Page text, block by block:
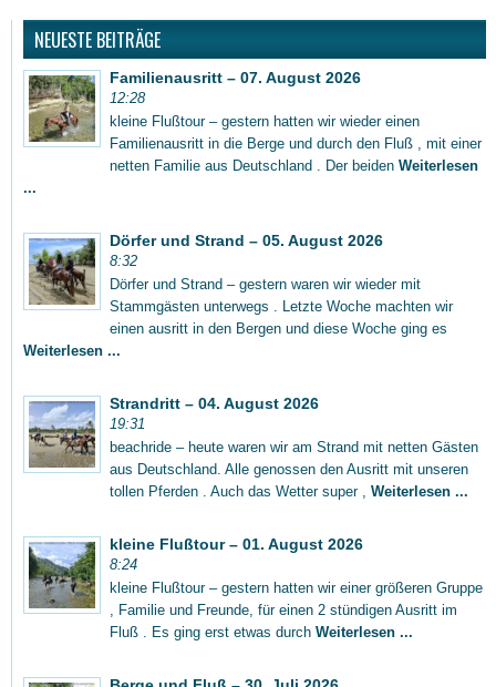
NEUESTE BEITRÄGE
Familienausritt – 07. August 2026
12:28
kleine Flußtour – gestern hatten wir wieder einen
Familienausritt in die Berge und durch den Fluß , mit einer
netten Familie aus Deutschland . Der beiden Weiterlesen
...
Dörfer und Strand – 05. August 2026
8:32
Dörfer und Strand – gestern waren wir wieder mit
Stammgästen unterwegs . Letzte Woche machten wir
einen ausritt in den Bergen und diese Woche ging es
Weiterlesen ...
Strandritt – 04. August 2026
19:31
beachride – heute waren wir am Strand mit netten Gästen
aus Deutschland. Alle genossen den Ausritt mit unseren
tollen Pferden . Auch das Wetter super , Weiterlesen ...
kleine Flußtour – 01. August 2026
8:24
kleine Flußtour – gestern hatten wir einer größeren Gruppe
, Familie und Freunde, für einen 2 stündigen Ausritt im
Fluß . Es ging erst etwas durch Weiterlesen ...